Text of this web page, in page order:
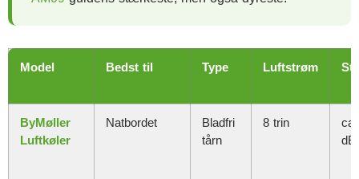
Model Bedst til Type Luftstrøm
ByMøller
Luftkøler
Natbordet
Bladfri
tårn
8 trin
dB